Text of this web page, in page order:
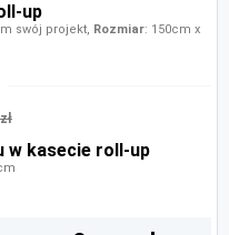
up
swój projekt, Rozmiar: 150cm x
w kasecie roll-up